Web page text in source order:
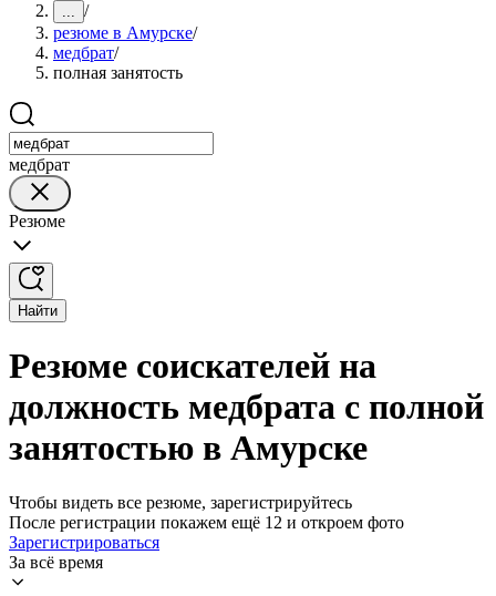
... /
резюме в Амурске/
медбрат/
полная занятость
медбрат
Резюме
Найти
Резюме соискателей на
должность медбрата с полной
занятостью в Амурске
Чтобы видеть все резюме, зарегистрируйтесь
После регистрации покажем ещё 12 и откроем фото
Зарегистрироваться
За всё время